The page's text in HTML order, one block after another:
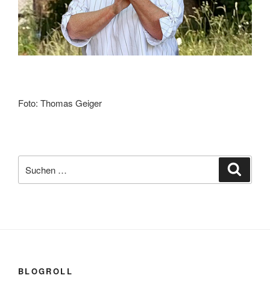
Foto: Thomas Geiger
nach:
BLOGROLL